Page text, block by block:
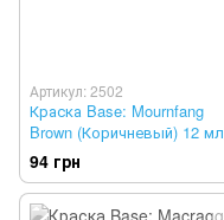
Артикул: 2502
Краска Base: Mournfang
Brown (Коричневый) 12 мл
94 грн